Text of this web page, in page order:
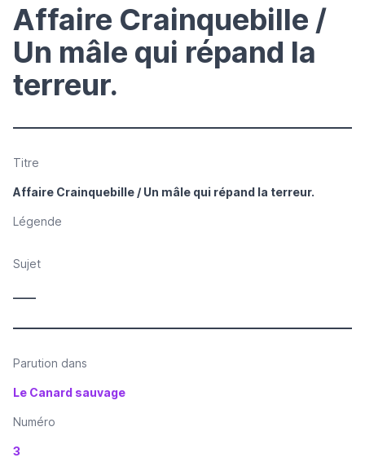
Affaire Crainquebille /
Un mâle qui répand la
terreur.
Titre
Affaire Crainquebille / Un mâle qui répand la terreur.
Légende
Sujet
Parution dans
Le Canard sauvage
Numéro
3